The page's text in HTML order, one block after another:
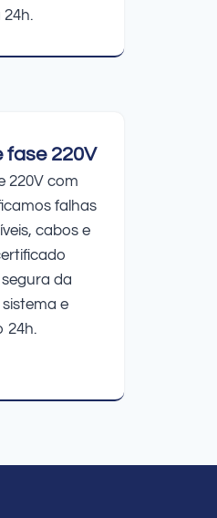
fase 220V
220V com
falhas
cabos e
da
e
24h.